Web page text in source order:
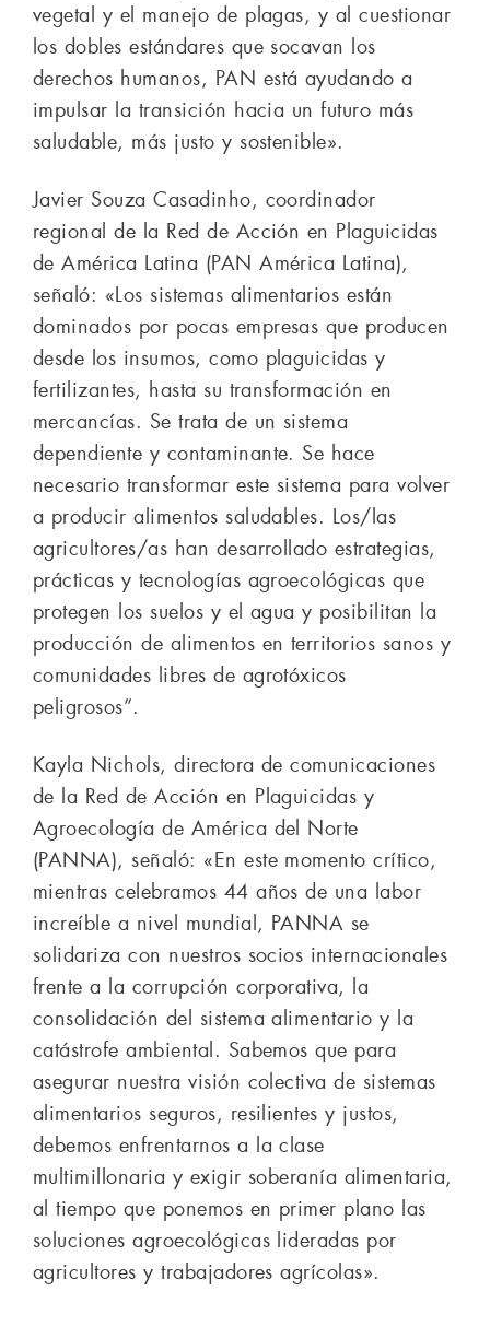
vegetal y el manejo de plagas, y al cuestionar
los dobles estándares que socavan los
derechos humanos, PAN está ayudando a
impulsar la transición hacia un futuro más
saludable, más justo y sostenible».
Javier Souza Casadinho, coordinador
regional de la Red de Acción en Plaguicidas
de América Latina (PAN América Latina),
señaló: «Los sistemas alimentarios están
dominados por pocas empresas que producen
desde los insumos, como plaguicidas y
fertilizantes, hasta su transformación en
mercancías. Se trata de un sistema
dependiente y contaminante. Se hace
necesario transformar este sistema para volver
a producir alimentos saludables. Los/las
agricultores/as han desarrollado estrategias,
prácticas y tecnologías agroecológicas que
protegen los suelos y el agua y posibilitan la
producción de alimentos en territorios sanos y
comunidades libres de agrotóxicos
peligrosos”.
Kayla Nichols, directora de comunicaciones
de la Red de Acción en Plaguicidas y
Agroecología de América del Norte
(PANNA), señaló: «En este momento crítico,
mientras celebramos 44 años de una labor
increíble a nivel mundial, PANNA se
solidariza con nuestros socios internacionales
frente a la corrupción corporativa, la
consolidación del sistema alimentario y la
catástrofe ambiental. Sabemos que para
asegurar nuestra visión colectiva de sistemas
alimentarios seguros, resilientes y justos,
debemos enfrentarnos a la clase
multimillonaria y exigir soberanía alimentaria,
al tiempo que ponemos en primer plano las
soluciones agroecológicas lideradas por
agricultores y trabajadores agrícolas».